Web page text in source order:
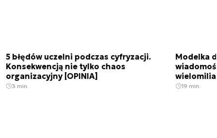
5 błędów uczelni podczas cyfryzacji.
Konsekwencją nie tylko chaos
organizacyjny [OPINIA]
3 min.
Modelka
19 min.